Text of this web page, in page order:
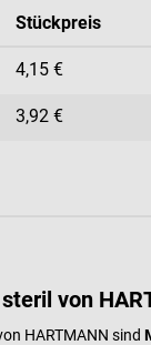
Stückpreis
4,15 €
3,92 €
von
HARTMANN sind